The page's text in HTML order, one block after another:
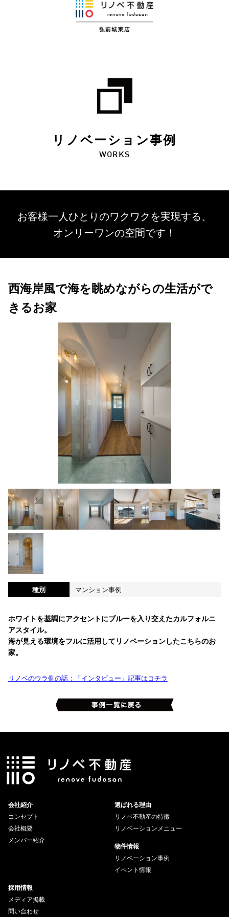
リノベーション事例
WORKS
お客様一人ひとりのワクワクを実現する、
オンリーワンの空間です！
西海岸風で海を眺めながらの生活がで
きるお家
種別 マンション事例
ホワイトを基調にアクセントにブルーを入り交えたカルフォルニ
アスタイル。
海が見える環境をフルに活用してリノベーションしたこちらのお
家。
リノベのウラ側の話：「インタビュー」記事はコチラ
会社紹介
コンセプト
会社概要
メンバー紹介
選ばれる理由
リノベ不動産の特徴
リノベーションメニュー
物件情報
リノベーション事例
イベント情報
採用情報
メディア掲載
問い合わせ